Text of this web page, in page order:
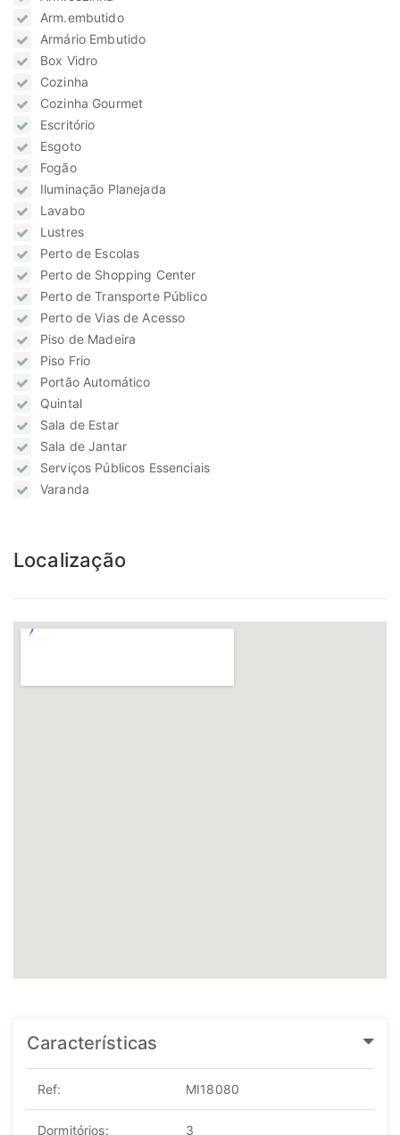
Arm.embutido
Armário Embutido
Box Vidro
Cozinha
Cozinha Gourmet
Escritório
Esgoto
Fogão
Iluminação Planejada
Lavabo
Lustres
Perto de Escolas
Perto de Shopping Center
Perto de Transporte Público
Perto de Vias de Acesso
Piso de Madeira
Piso Frio
Portão Automático
Quintal
Sala de Estar
Sala de Jantar
Serviços Públicos Essenciais
Varanda
Localização
Características
Ref: MI18080
Dormitórios: 3